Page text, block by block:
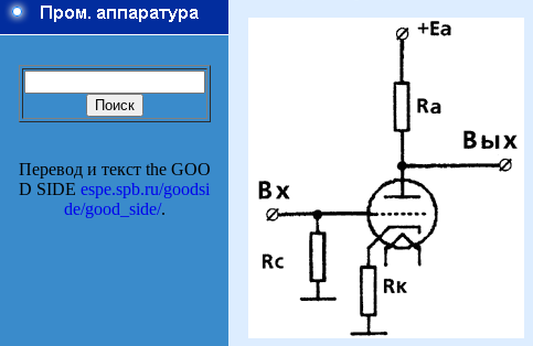
Перевод и текст the GOO
D SIDE espe.spb.ru/goodsi
de/good_side/.